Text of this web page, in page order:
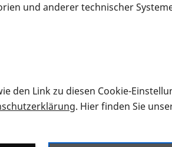
in
wissen, wie Sie nach
und anderer technischer
den Link zu diesen Cookie-
. Hier finden Sie